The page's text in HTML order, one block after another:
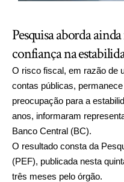
Pesquisa aborda
confiança na
O risco fiscal, em razão de
contas públicas,
preocupação para a
anos, informaram
Banco Central (BC).
O resultado consta da
(PEF), publicada nesta
três meses pelo órgão.